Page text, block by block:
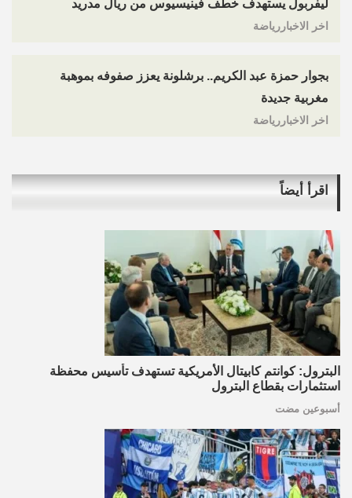
ليفربول يستهدف خطف فينيسيوس من ريال مدريد
اخر الاخباررياضة
بجوار حمزة عبد الكريم.. برشلونة يعزز صفوفه بموهبة
مغربية جديدة
اخر الاخباررياضة
اقرأ أيضاً
البترول: كوانتم كابيتال الأمريكية تستهدف تأسيس محفظة
استثمارات بقطاع البترول
أسبوعين مضت